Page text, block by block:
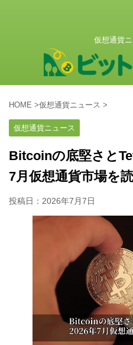
仮想通貨
HOME >仮想通貨ニュース >
仮想通貨ニュース
Bitcoinの底堅さと
7月仮想通貨市場を
投稿日： 2026年7月7日